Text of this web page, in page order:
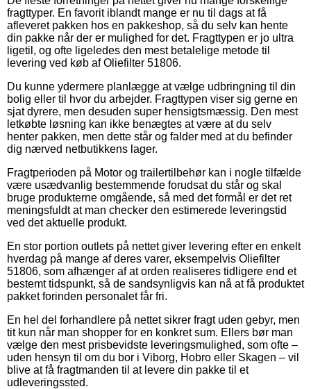
fragttyper. En favorit iblandt mange er nu til dags at få
afleveret pakken hos en pakkeshop, så du selv kan hente
din pakke når der er mulighed for det. Fragttypen er jo ultra
ligetil, og ofte ligeledes den mest betalelige metode til
levering ved køb af Oliefilter 51806.
Du kunne ydermere planlægge at vælge udbringning til din
bolig eller til hvor du arbejder. Fragttypen viser sig gerne en
sjat dyrere, men desuden super hensigtsmæssig. Den mest
letkøbte løsning kan ikke benægtes at være at du selv
henter pakken, men dette står og falder med at du befinder
dig nærved netbutikkens lager.
Fragtperioden på Motor og trailertilbehør kan i nogle tilfælde
være usædvanlig bestemmende forudsat du står og skal
bruge produkterne omgående, så med det formål er det ret
meningsfuldt at man checker den estimerede leveringstid
ved det aktuelle produkt.
En stor portion outlets på nettet giver levering efter en enkelt
hverdag på mange af deres varer, eksempelvis Oliefilter
51806, som afhænger af at orden realiseres tidligere end et
bestemt tidspunkt, så de sandsynligvis kan nå at få produktet
pakket forinden personalet får fri.
En hel del forhandlere på nettet sikrer fragt uden gebyr, men
tit kun når man shopper for en konkret sum. Ellers bør man
vælge den mest prisbevidste leveringsmulighed, som ofte –
uden hensyn til om du bor i Viborg, Hobro eller Skagen – vil
blive at få fragtmanden til at levere din pakke til et
udleveringssted.